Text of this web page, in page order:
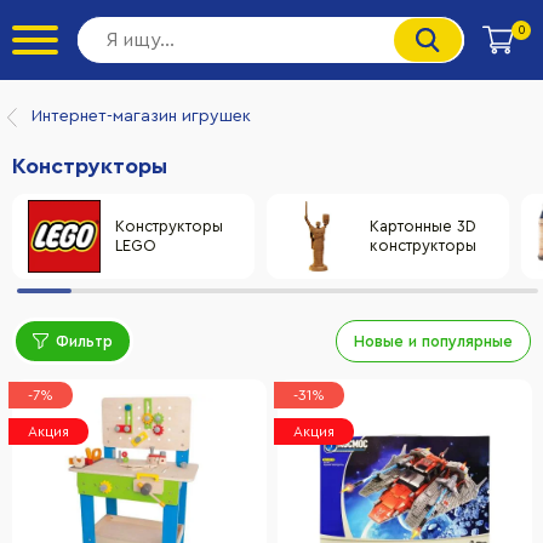
0
Интернет-магазин игрушек
Конструкторы
Конструкторы
LEGO
Картонные 3D
конструкторы
Фильтр Новые и популярные
-7%
Акция
-31%
Акция